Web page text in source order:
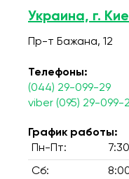
Украина, г.
Пр-т Бажана, 12
Телефоны:
(044) 29-099-29
viber (095) 29-099-
График работы:
Пн-Пт:
Сб: